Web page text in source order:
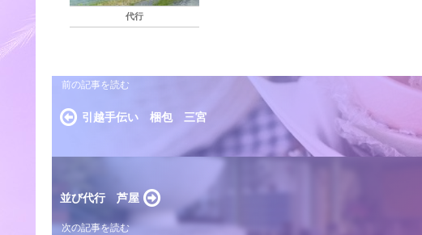
代行
引越手伝い 梱包 三宮
並び代行 芦屋